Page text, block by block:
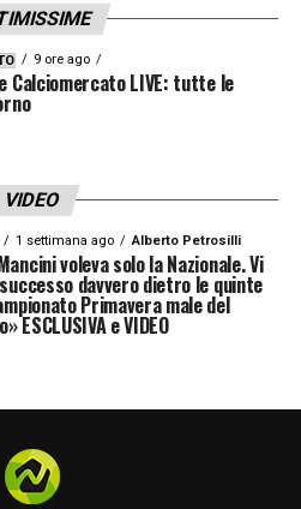
il suo
attorno a lui un futuro
9 ore ago
Calciomercato LIVE: tutte le
VIDEO
1 settimana ago Alberto Petrosilli
voleva solo la Nazionale. Vi
davvero dietro le quinte
Primavera male del
ESCLUSIVA e VIDEO